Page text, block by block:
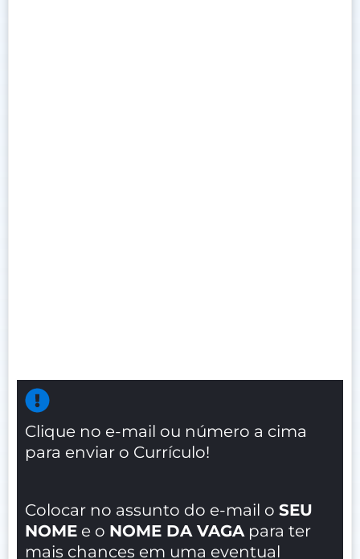
Clique no e-mail ou número a cima
para enviar o Currículo!
Colocar no assunto do e-mail o SEU
NOME e o NOME DA VAGA para ter
mais chances em uma eventual